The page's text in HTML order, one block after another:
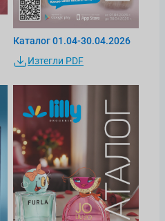
Каталог 01.04-30.04.2026
Изтегли PDF